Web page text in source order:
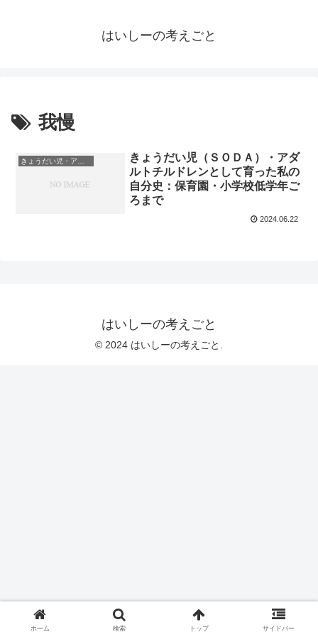
はいしーの考えごと
我慢
きょうだい児（ＳＯＤＡ）・アダ
ルトチルドレンとして育った私の
自分史：保育園・小学校低学年ご
ろまで
2024.06.22
はいしーの考えごと
© 2024 はいしーの考えごと.
ホーム 検索 トップ サイドバー